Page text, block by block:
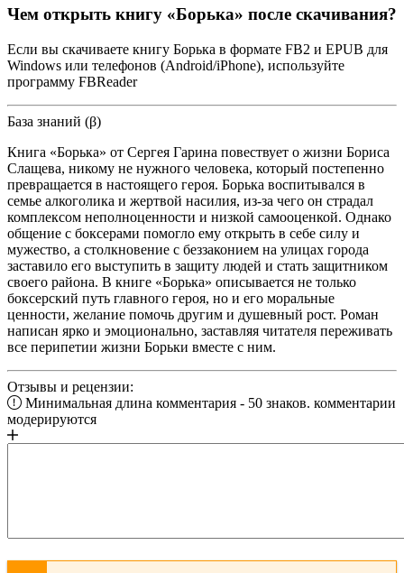
Чем открыть книгу «Борька» после скачивания?
Если вы скачиваете книгу Борька в формате FB2 и EPUB для
Windows или телефонов (Android/iPhone), используйте
программу FBReader
База знаний (β)
Книга «Борька» от Сергея Гарина повествует о жизни Бориса
Слащева, никому не нужного человека, который постепенно
превращается в настоящего героя. Борька воспитывался в
семье алкоголика и жертвой насилия, из-за чего он страдал
комплексом неполноценности и низкой самооценкой. Однако
общение с боксерами помогло ему открыть в себе силу и
мужество, а столкновение с беззаконием на улицах города
заставило его выступить в защиту людей и стать защитником
своего района. В книге «Борька» описывается не только
боксерский путь главного героя, но и его моральные
ценности, желание помочь другим и душевный рост. Роман
написан ярко и эмоционально, заставляя читателя переживать
все перипетии жизни Борьки вместе с ним.
Отзывы и рецензии:
Минимальная длина комментария - 50 знаков. комментарии
модерируются